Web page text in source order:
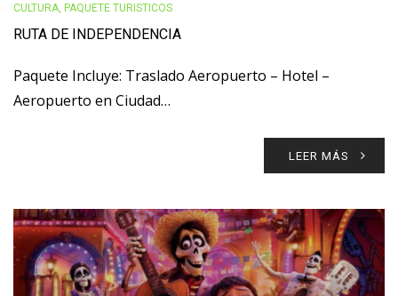
CULTURA PAQUETE TURISTICOS
RUTA DE INDEPENDENCIA
Paquete Incluye: Traslado Aeropuerto – Hotel –
Aeropuerto en Ciudad…
LEER MÁS